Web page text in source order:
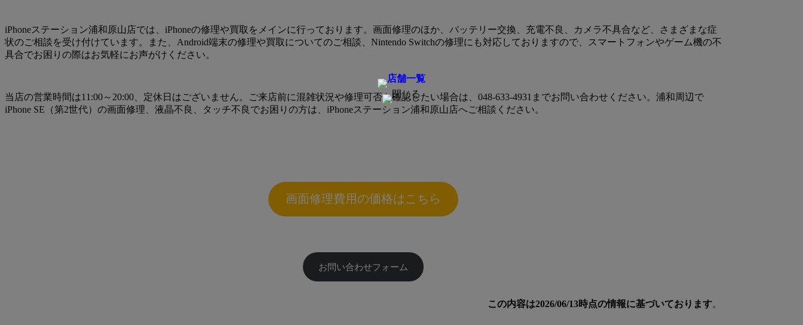
iPhoneステーション浦和原山店では、iPhoneの修理や買取をメインに行っております。画面修理のほか、バッテリー交換、充電不良、カメラ不具合など、さまざまな症
状のご相談を受け付けています。また、Android端末の修理や買取についてのご相談、Nintendo Switchの修理にも対応しておりますので、スマートフォンやゲーム機の不
具合でお困りの際はお気軽にお声がけください。
当店の営業時間は11:00～20:00、定休日はございません。ご来店前に混雑状況や修理可否を確認したい場合は、048-633-4931までお問い合わせください。浦和周辺で
iPhone SE（第2世代）の画面修理、液晶不良、タッチ不良でお困りの方は、iPhoneステーション浦和原山店へご相談ください。
画面修理費用の価格はこちら
お問い合わせフォーム
この内容は2026/06/13時点の情報に基づいております。